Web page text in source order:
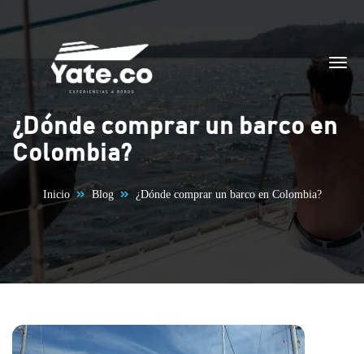
Saltar al contenido
¿Dónde comprar un barco en
Colombia?
Inicio Blog ¿Dónde comprar un barco en Colombia?